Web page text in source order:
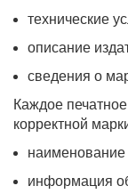
технические
описание
сведения о
Каждое
корректной
наименование
информация